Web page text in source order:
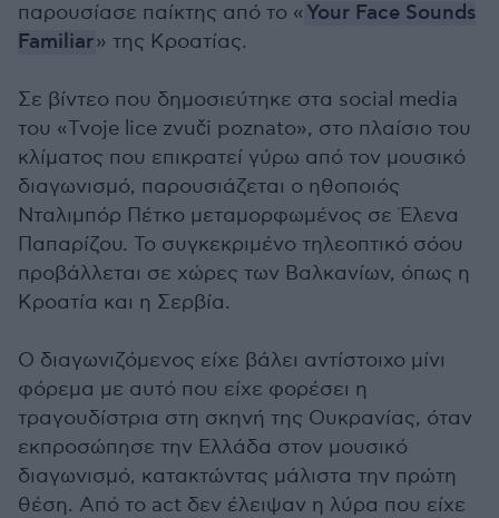
παρουσίασε παίκτης από το « Your Face Sounds
Familiar» της Κροατίας.
Σε βίντεο που δημοσιεύτηκε στα social media
του «Tvoje lice zvuči poznato», στο πλαίσιο του
κλίματος που επικρατεί γύρω από τον μουσικό
διαγωνισμό, παρουσιάζεται ο ηθοποιός
Νταλιμπόρ Πέτκο μεταμορφωμένος σε Έλενα
Παπαρίζου. Το συγκεκριμένο τηλεοπτικό σόου
προβάλλεται σε χώρες των Βαλκανίων, όπως η
Κροατία και η Σερβία.
Ο διαγωνιζόμενος είχε βάλει αντίστοιχο μίνι
φόρεμα με αυτό που είχε φορέσει η
τραγουδίστρια στη σκηνή της Ουκρανίας, όταν
εκπροσώπησε την Ελλάδα στον μουσικό
διαγωνισμό, κατακτώντας μάλιστα την πρώτη
θέση. Από το act δεν έλειψαν η λύρα που είχε